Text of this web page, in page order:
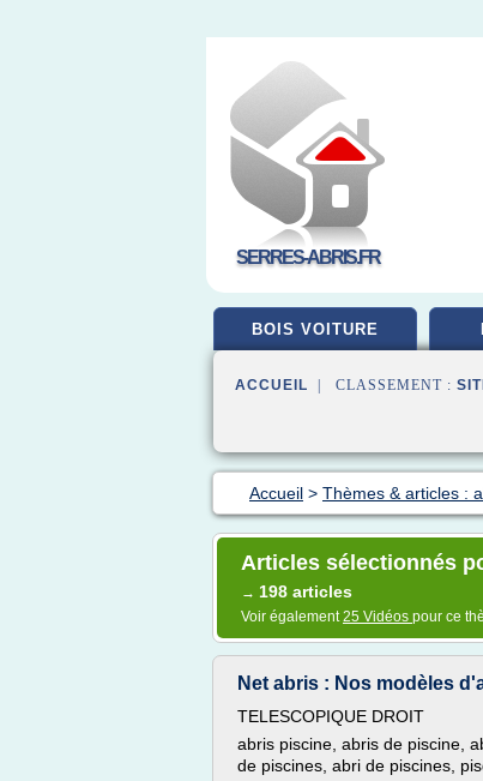
SERRES-ABRIS.FR
BOIS VOITURE
ACCUEIL | CLASSEMENT :
Accueil > Thèmes & articles :
Articles sélectionnés
→ 198 articles
Voir également25 Vidéos pour ce
Net abris : Nos modèles
TELESCOPIQUE DROIT
abris piscine, abris de piscine,
de piscines, abri de piscines,